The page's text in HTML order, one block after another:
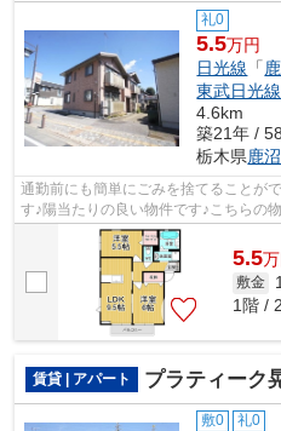
礼0
5.5万円
日光線 「
東武日光線
4.6km
築21年 /
栃木県鹿
通勤前にも簡単にごみを捨てることが
す♪陽当たりの良い物件です♪こちらの
の来店予約は、0289-63-0086までご連
5.5万
敷金
1階 /
賃貸 | アパート プラティーク
敷0 礼0